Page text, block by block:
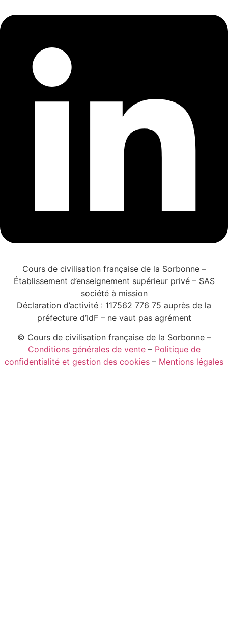
Cours de civilisation française de la Sorbonne –
Établissement d’enseignement supérieur privé – SAS
société à mission
Déclaration d’activité : 117562 776 75 auprès de la
préfecture d’IdF – ne vaut pas agrément
© Cours de civilisation française de la Sorbonne –
Conditions générales de vente– Politique de
confidentialité et gestion des cookies – Mentions légales